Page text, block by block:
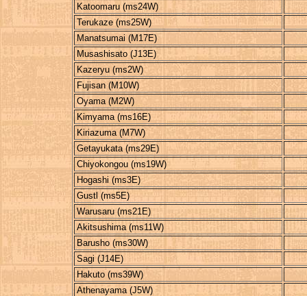
Katoomaru (ms24W)
Terukaze (ms25W)
Manatsumai (M17E)
Musashisato (J13E)
Kazeryu (ms2W)
Fujisan (M10W)
Oyama (M2W)
Kimyama (ms16E)
Kiriazuma (M7W)
Getayukata (ms29E)
Chiyokongou (ms19W)
Hogashi (ms3E)
Gustl (ms5E)
Warusaru (ms21E)
Akitsushima (ms11W)
Barusho (ms30W)
Sagi (J14E)
Hakuto (ms39W)
Athenayama (J5W)